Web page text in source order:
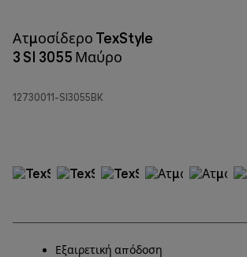
Ατμοσίδερο TexStyle
3 SI 3055 Μαύρο
12730011-SI3055BK
Εξαιρετική απόδοση